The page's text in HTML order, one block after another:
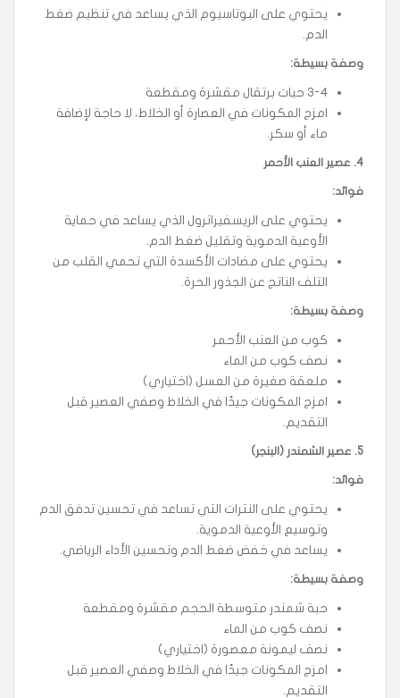
يحتوي على البوتاسيوم الذي يساعد في تنظيم ضغط
الدم.
وصفة بسيطة:
3-4 حبات برتقال مقشرة ومقطعة
امزج المكونات في العصارة أو الخلاط، لا حاجة لإضافة
ماء أو سكر.
4. عصير العنب الأحمر
فوائد:
يحتوي على الريسفيراترول الذي يساعد في حماية
الأوعية الدموية وتقليل ضغط الدم.
يحتوي على مضادات الأكسدة التي تحمي القلب من
التلف الناتج عن الجذور الحرة.
وصفة بسيطة:
كوب من العنب الأحمر
نصف كوب من الماء
ملعقة صغيرة من العسل (اختياري)
امزج المكونات جيدًا في الخلاط وصفي العصير قبل
التقديم.
5. عصير الشمندر (البنجر)
فوائد:
يحتوي على النترات التي تساعد في تحسين تدفق الدم
وتوسيع الأوعية الدموية.
يساعد في خفض ضغط الدم وتحسين الأداء الرياضي.
وصفة بسيطة:
حبة شمندر متوسطة الحجم مقشرة ومقطعة
نصف كوب من الماء
نصف ليمونة معصورة (اختياري)
امزج المكونات جيدًا في الخلاط وصفي العصير قبل
التقديم.